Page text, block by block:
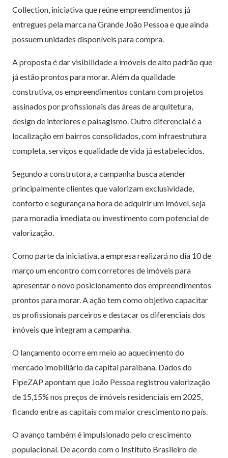
Collection, iniciativa que reúne empreendimentos já
entregues pela marca na Grande João Pessoa e que ainda
possuem unidades disponíveis para compra.
A proposta é dar visibilidade a imóveis de alto padrão que
já estão prontos para morar. Além da qualidade
construtiva, os empreendimentos contam com projetos
assinados por profissionais das áreas de arquitetura,
design de interiores e paisagismo. Outro diferencial é a
localização em bairros consolidados, com infraestrutura
completa, serviços e qualidade de vida já estabelecidos.
Segundo a construtora, a campanha busca atender
principalmente clientes que valorizam exclusividade,
conforto e segurança na hora de adquirir um imóvel, seja
para moradia imediata ou investimento com potencial de
valorização.
Como parte da iniciativa, a empresa realizará no dia 10 de
março um encontro com corretores de imóveis para
apresentar o novo posicionamento dos empreendimentos
prontos para morar. A ação tem como objetivo capacitar
os profissionais parceiros e destacar os diferenciais dos
imóveis que integram a campanha.
O lançamento ocorre em meio ao aquecimento do
mercado imobiliário da capital paraibana. Dados do
FipeZAP apontam que João Pessoa registrou valorização
de 15,15% nos preços de imóveis residenciais em 2025,
ficando entre as capitais com maior crescimento no país.
O avanço também é impulsionado pelo crescimento
populacional. De acordo com o Instituto Brasileiro de